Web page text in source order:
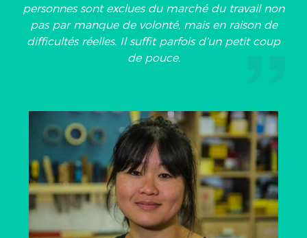
personnes sont exclues du marché du travail non
pas par manque de volonté, mais en raison de
difficultés réelles. Il suffit parfois d’un petit coup
de pouce.